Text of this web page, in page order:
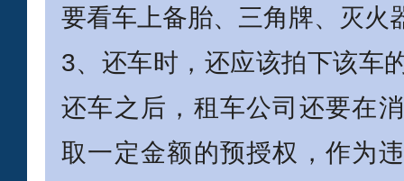
要看车上备胎、三角牌、灭火
3、还车时，还应该拍下该车
还车之后，租车公司还要在
取一定金额的预授权，作为